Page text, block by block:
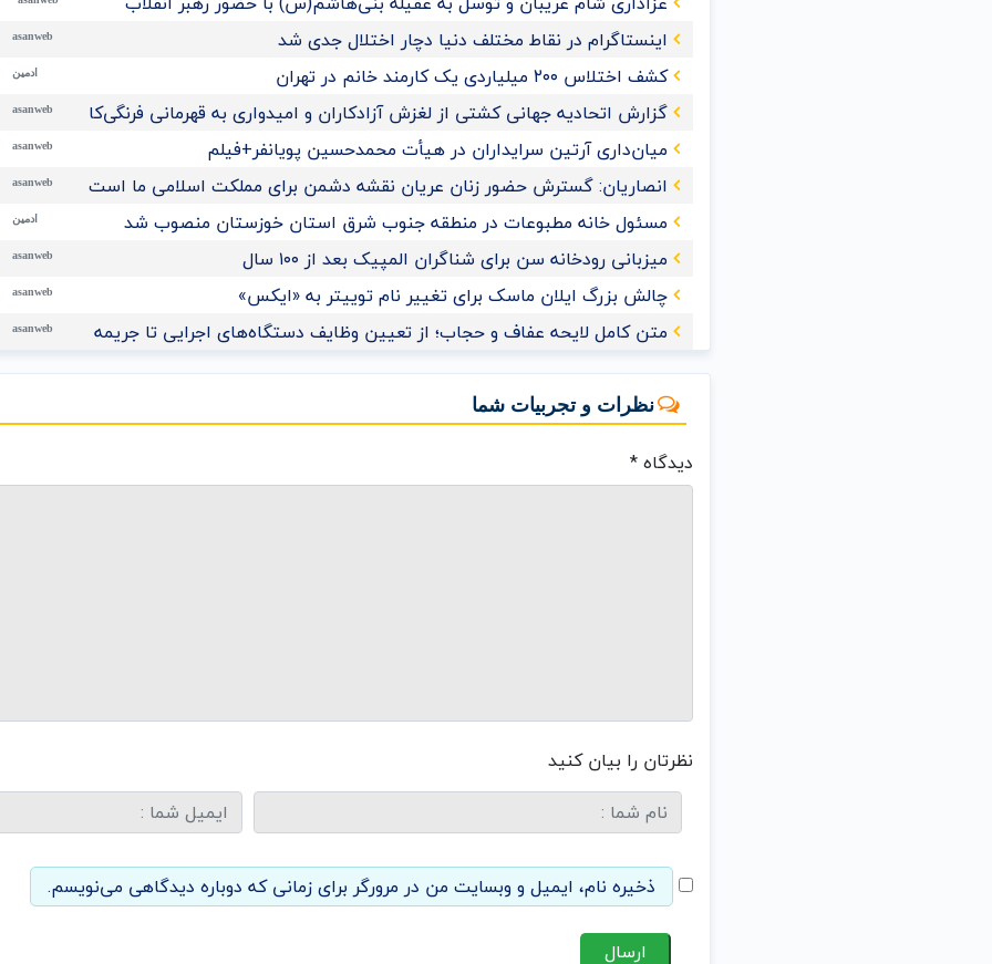
asanweb اینستاگرام در نقاط مختلف دنیا دچار اختلال جدی شد
ادمین کشف اختلاس ۲۰۰ میلیاردی یک کارمند خانم در تهران
asanweb
گزارش اتحادیه جهانی کشتی از لغزش آزادکاران و امیدواری به قهرمانی فرنگی‌کاران نوجوان
asanweb میان‌داری آرتین سرایداران در هیأت محمدحسین پویانفر+فیلم
asanweb انصاریان: گسترش حضور زنان عریان نقشه دشمن برای مملکت اسلامی ما است
ادمین مسئول خانه مطبوعات در منطقه جنوب شرق استان خوزستان منصوب شد
asanweb میزبانی رودخانه سن برای شناگران المپیک بعد از ۱۰۰ سال
asanweb چالش بزرگ ایلان ماسک برای تغییر نام توییتر به «ایکس»
asanweb
متن کامل لایحه عفاف و حجاب؛ از تعیین وظایف دستگاه‌های اجرایی تا جریمه نقدی برای
نظرات و تجربیات شما
دیدگاه*
نظرتان را بیان کنید
ذخیره نام، ایمیل و وبسایت من در مرورگر برای زمانی که دوباره دیدگاهی می‌نویسم.